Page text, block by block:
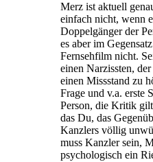
Merz ist aktuell
einfach nicht, wenn
Doppelgänger der
es aber im
Fernsehfilm nicht.
einen Narzissten,
einen Missstand zu
Frage und v.a. erste
Person, die Kritik
das Du, das
Kanzlers völlig
muss Kanzler sein,
psychologisch ein